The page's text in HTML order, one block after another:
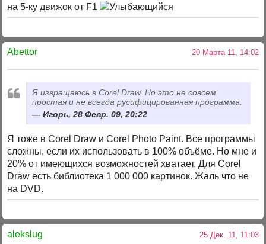
на 5-ку движок от F1
Abettor 20 Марта 11, 14:02
Я извращаюсь в Соrel Draw. Но это не совсем
простая и не всегда русифицированная программа.
Игорь, 28 Февр. 09, 20:22
Я тоже в Соrel Draw и Соrel Photo Paint. Все программы
сложны, если их использовать в 100% объёме. Но мне и
20% от имеющихся возможностей хватает. Для Соrel
Draw есть библиотека 1 000 000 картинок. Жаль что не
на DVD.
alekslug 25 Дек. 11, 11:03